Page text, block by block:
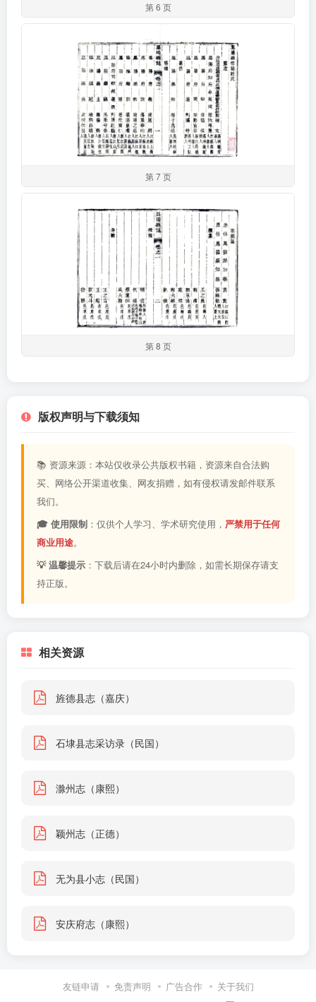
第 6 页
第 7 页
第 8 页
版权声明与下载须知
📚 资源来源：本站仅收录公共版权书籍，资源来自合法购
买、网络公开渠道收集、网友捐赠，如有侵权请发邮件联系
我们。
🎓 使用限制 ：仅供个人学习、学术研究使用， 严禁用于任何
商业用途。
💡 温馨提示 ：下载后请在24小时内删除，如需长期保存请支
持正版。
相关资源
旌德县志（嘉庆）
石埭县志采访录（民国）
滁州志（康熙）
颖州志（正德）
无为县小志（民国）
安庆府志（康熙）
友链申请 免责声明 广告合作 关于我们